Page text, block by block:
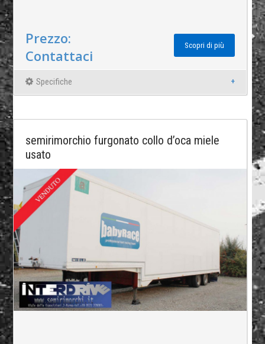
Prezzo:
Contattaci
Scopri di più
Specifiche
semirimorchio furgonato collo d’oca miele
usato